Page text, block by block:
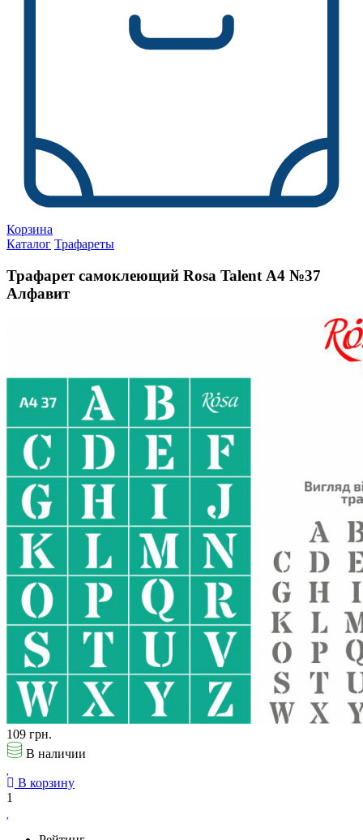
Корзина
Каталог Трафареты
Трафарет самоклеющий Rosa Talent А4 №37
Алфавит
109 грн.
В наличии
В корзину
1